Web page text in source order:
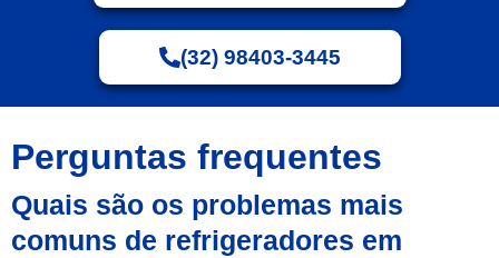
(32) 98403-3445
Perguntas frequentes
Quais são os problemas mais
comuns de refrigeradores em